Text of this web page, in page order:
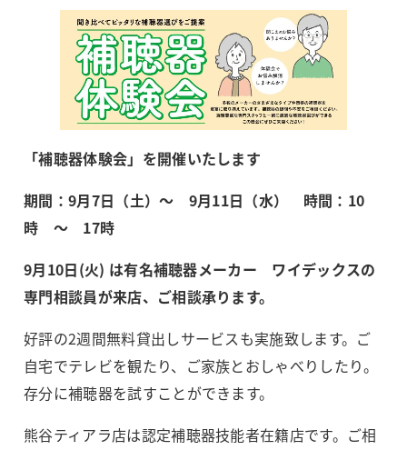
「補聴器体験会」を開催いたします
期間：9月7日（土）～ 9月11日（水） 時間：10
時 ～ 17時
9月10日(火) は有名補聴器メーカー ワイデックスの
専門相談員が来店、ご相談承ります。
好評の2週間無料貸出しサービスも実施致します。ご
自宅でテレビを観たり、ご家族とおしゃべりしたり。
存分に補聴器を試すことができます。
熊谷ティアラ店は認定補聴器技能者在籍店です。ご相